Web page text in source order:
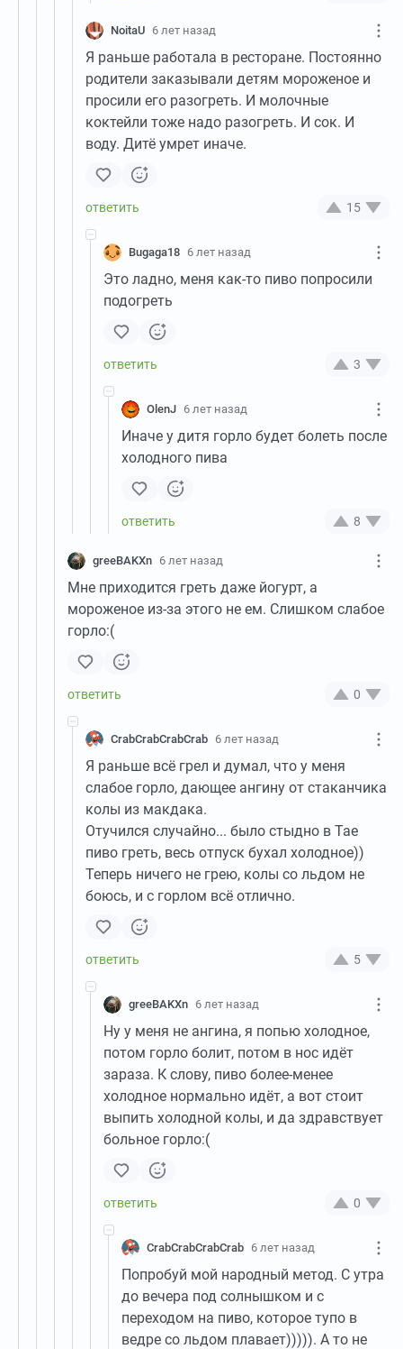
NoitaU 6 лет назад
Я раньше работала в ресторане. Постоянно
родители заказывали детям мороженое и
просили его разогреть. И молочные
коктейли тоже надо разогреть. И сок. И
воду. Дитё умрет иначе.
15
Bugaga18 6 лет назад
Это ладно, меня как-то пиво попросили
подогреть
3
OlenJ 6 лет назад
Иначе у дитя горло будет болеть после
холодного пива
8
greeBAKXn 6 лет назад
Мне приходится греть даже йогурт, а
мороженое из-за этого не ем. Слишком слабое
горло:(
0
CrabCrabCrabCrab 6 лет назад
Я раньше всё грел и думал, что у меня
слабое горло, дающее ангину от стаканчика
колы из макдака.
Отучился случайно... было стыдно в Тае
пиво греть, весь отпуск бухал холодное))
Теперь ничего не грею, колы со льдом не
боюсь, и с горлом всё отлично.
5
greeBAKXn 6 лет назад
Ну у меня не ангина, я попью холодное,
потом горло болит, потом в нос идёт
зараза. К слову, пиво более-менее
холодное нормально идёт, а вот стоит
выпить холодной колы, и да здравствует
больное горло:(
0
CrabCrabCrabCrab 6 лет назад
Попробуй мой народный метод. С утра
до вечера под солнышком и с
переходом на пиво, которое тупо в
ведре со льдом плавает))))). А то не